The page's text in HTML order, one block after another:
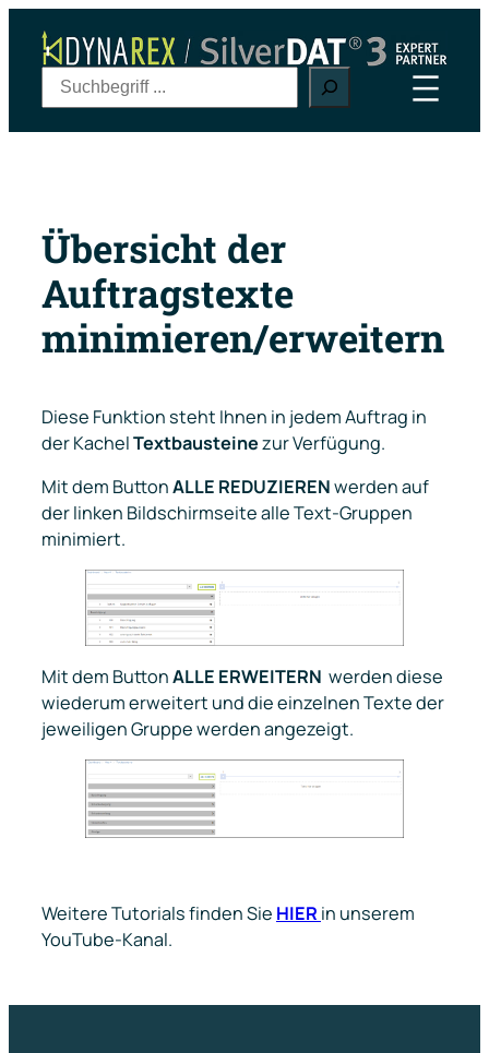
Inhalt
springen
u
c
Übersicht der
Auftragstexte
minimieren/erweitern
Diese Funktion steht Ihnen in jedem Auftrag in
der KachelTextbausteinezur Verfügung.
Mit dem ButtonALLE REDUZIERENwerden auf
der linken Bildschirmseite alle Text-Gruppen
minimiert.
Mit dem ButtonALLE ERWEITERN werden diese
wiederum erweitert und die einzelnen Texte der
jeweiligen Gruppe werden angezeigt.
Weitere Tutorials finden Sie HIER in unserem
YouTube-Kanal.